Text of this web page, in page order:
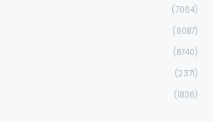
(7064)
(6087)
(8740)
(2371)
(1836)